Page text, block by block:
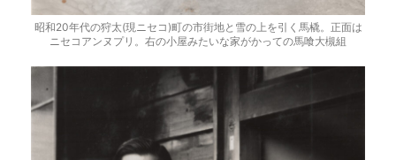
昭和20年代の狩太(現ニセコ)町の市街地と雪の上を引く馬橇。正面は
ニセコアンヌプリ。右の小屋みたいな家がかっての馬喰大槻組